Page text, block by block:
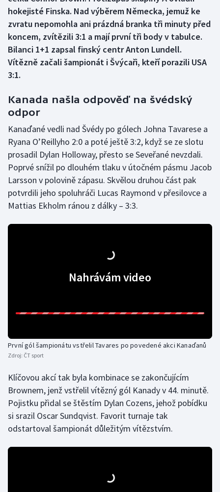
Florbal
Futsal
Golf
Házená
Jezdectví
Judo
Krasobruslení
Lezení
Plážový volejbal
Ragby
Rychlobruslení
Rychlostní kanoistika
hokejisté Finska. Nad výběrem Německa, jemuž ke
zvratu nepomohla ani prázdná branka tři minuty před
koncem, zvítězili 3:1 a mají první tři body v tabulce.
Bilanci 1+1 zapsal finský centr Anton Lundell.
Vítězně začali šampionát i Švýcaři, kteří porazili USA
3:1.
Kanada našla odpověď na švédský
odpor
Kanaďané vedli nad Švédy po gólech Johna Tavarese a
Ryana O’Reillyho 2:0 a poté ještě 3:2, když se ze slotu
prosadil Dylan Holloway, přesto se Seveřané nevzdali.
Poprvé snížil po dlouhém tlaku v útočném pásmu Jacob
Larsson v polovině zápasu. Skvělou druhou část pak
potvrdili jeho spoluhráči Lucas Raymond v přesilovce a
Mattias Ekholm ránou z dálky – 3:3.
Nahrávám video
První gól šampionátu vstřelil Tavares po povedené akci Kanaďanů
Zdroj: ČT sport
Klíčovou akcí tak byla kombinace se zakončujícím
Brownem, jenž vstřelil vítězný gól Kanady v 44. minutě.
Pojistku přidal se štěstím Dylan Cozens, jehož pobídku
si srazil Oscar Sundqvist. Favorit turnaje tak
odstartoval šampionát důležitým vítězstvím.